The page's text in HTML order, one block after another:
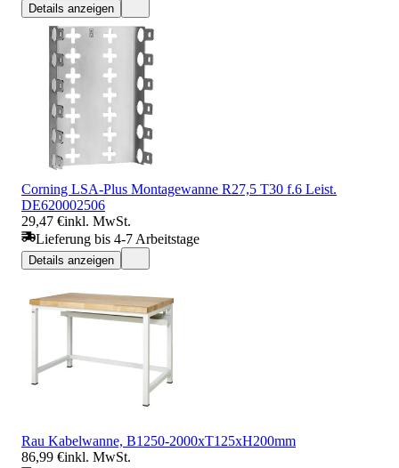
Details anzeigen
Corning LSA-Plus Montagewanne R27,5 T30 f.6 Leist.
DE620002506
29,47 €inkl. MwSt.
Lieferung bis 4-7 Arbeitstage
Details anzeigen
Rau Kabelwanne, B1250-2000xT125xH200mm
86,99 €inkl. MwSt.